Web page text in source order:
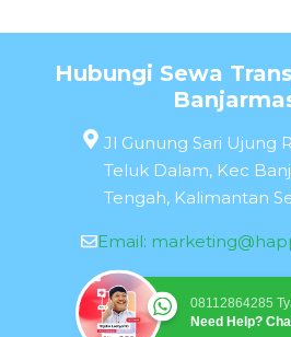
Hubungi Sewa
Jl Gunung Sari Ujung
Teluk Dalam, Kec
Tengah, Kalimantan
Email:
08112864285
Need Help?